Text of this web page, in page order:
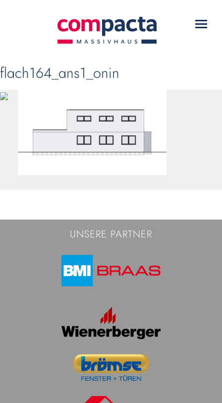
WARUM COMPACTA?
HAUSTYPEN
SERVICE
KONTAKT
flach164_ans1_onin
UNSERE PARTNER